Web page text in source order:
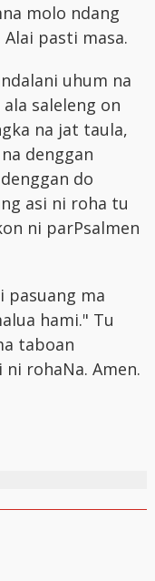
molo ndang
pasti masa.
uhum na
saleleng on
na jat taula,
denggan
do
asi ni roha tu
ni parPsalmen
pasuang ma
hami." Tu
taboan
rohaNa. Amen.